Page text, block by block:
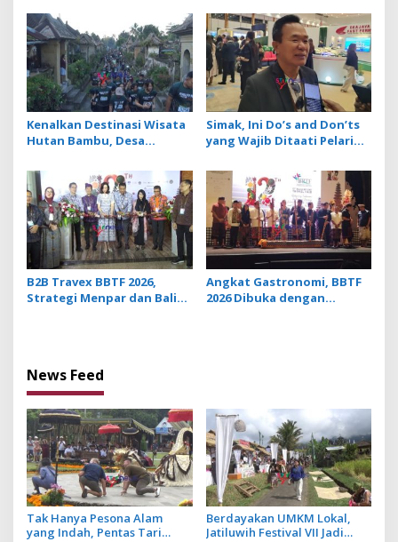
DTW Ulun Danu Beratan
saat Musim Libur
Kenalkan Destinasi Wisata
Hutan Bambu, Desa
Tourism Lewat Penglipu
Run 2026
Simak, Ini Do’s and Don’ts
yang Wajib Ditaati Pelari
di Jatiluwih
B2B Travex BBTF 2026,
Strategi Menpar dan Bali
Angkat Gastronomi, BBTF
2026 Dibuka dengan
News Feed
Tak Hanya Pesona Alam
yang Indah, Pentas Tari
Berdayakan UMKM Lokal,
Jatiluwih Festival VII Jadi